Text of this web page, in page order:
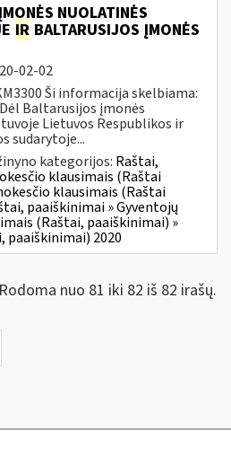
NUOLATINĖS
IR BALTARUSIJOS ĮMONĖS
02-02
Ši informacija skelbiama:
Baltarusijos įmonės
Lietuvos Respublikos ir
sudarytoje...
kategorijos: Raštai,
klausimais (Raštai
klausimais (Raštai
paaiškinimai » Gyventojų
(Raštai, paaiškinimai) »
paaiškinimai) 2020
Rodoma nuo 81 iki 82 iš 82 irašų.